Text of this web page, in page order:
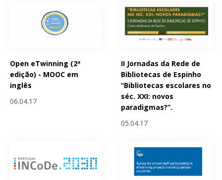
Open eTwinning (2ª
edição) - MOOC em
inglês
06.04.17
II Jornadas da Rede de
Bibliotecas de Espinho
“Bibliotecas escolares no
séc. XXI: novos
paradigmas?”.
05.04.17